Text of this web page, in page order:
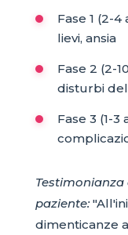
Fase 1 (2-
lievi, ansia
Fase 2 (2-
disturbi
Fase 3 (1-
Testimonianza
paziente:
dimenticanze